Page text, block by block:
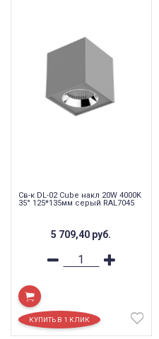
Св-к DL-02 Cube накл 20W 4000K
35° 125*135мм серый RAL7045
5 709,40 руб.